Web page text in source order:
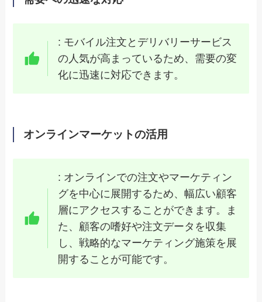
: モバイル注文とデリバリーサービス
の人気が高まっているため、需要の変
化に迅速に対応できます。
オンラインマーケットの活用
: オンラインでの注文やマーケティン
グを中心に展開するため、幅広い顧客
層にアクセスすることができます。ま
た、顧客の嗜好や注文データを収集
し、戦略的なマーケティング施策を展
開することが可能です。